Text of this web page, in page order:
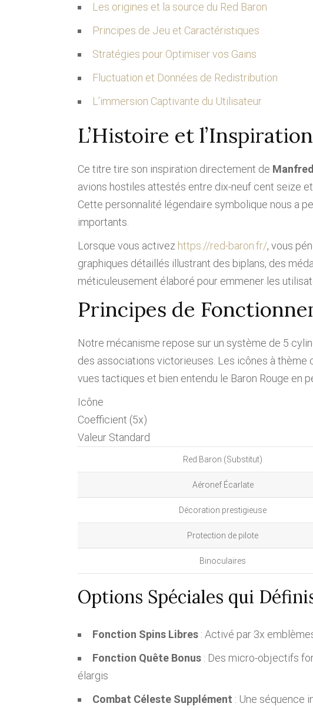
Les origines et la source du Red Baron
Principes de Jeu et Caractéristiques
Stratégies pour Optimiser vos Gains
Fluctuation et Données de Redistribution
L’immersion Captivante du Utilisateur
L’Histoire et
Ce titre tire son inspiration directement de
avions hostiles attestés entre dix-neuf cent seize
Cette personnalité légendaire symbolique nous a
importants.
Lorsque vous activez https://red-baron.fr/, vous
graphiques détaillés illustrant des biplans, des
méticuleusement élaboré pour emmener les
Principes de
Notre mécanisme repose sur un système de 5
des associations victorieuses. Les icônes à
vues tactiques et bien entendu le Baron Rouge en
Icône
Coefficient (5x)
Valeur Standard
Red Baron (Substitut)
Aéronef Écarlate
Décoration prestigieuse
Protection de pilote
Binoculaires
Options Spéciales qui
Fonction Spins Libres : Activé par 3x
Fonction Quête Bonus : Des micro-objectifs
élargis
Combat Céleste Supplément : Une séquence